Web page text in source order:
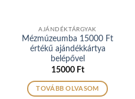
AJÁNDÉKTÁRGYAK
Mézmúzeumba 15000 Ft
értékű ajándékkártya
belépővel
15000 Ft
TOVÁBB OLVASOM